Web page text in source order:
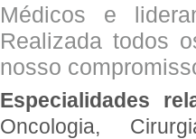
Médicos e
Realizada todos
nosso
Especialidades
Oncologia,